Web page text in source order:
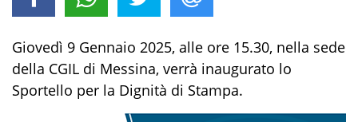
Giovedì 9 Gennaio 2025, alle ore 15.30, nella sede
della CGIL di Messina, verrà inaugurato lo
Sportello per la Dignità di Stampa.